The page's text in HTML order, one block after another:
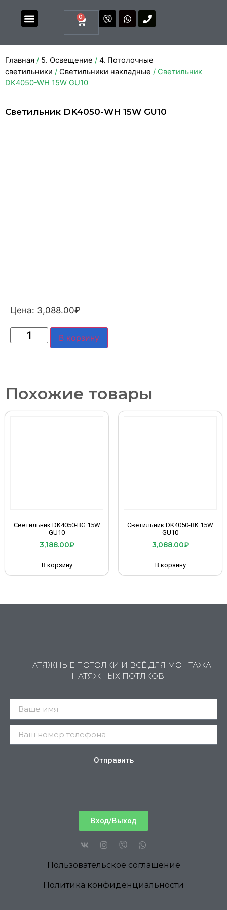
0
Главная / 5. Освещение / 4. Потолочные
светильники / Светильники накладные / Светильник
DK4050-WH 15W GU10
Светильник DK4050-WH 15W GU10
Цена: 3,088.00₽
В корзину
Похожие товары
Светильник DK4050-BG 15W
GU10
3,188.00₽
В корзину
Светильник DK4050-BK 15W
GU10
3,088.00₽
В корзину
НАТЯЖНЫЕ ПОТОЛКИ И ВСЁ ДЛЯ МОНТАЖА
НАТЯЖНЫХ ПОТЛКОВ
Отправить
Вход/Выход
Пользовательское соглашение
Политика конфиденциальности